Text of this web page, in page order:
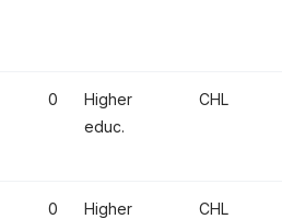
0
Higher
educ.
CHL
0
Higher
CHL